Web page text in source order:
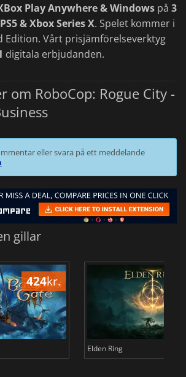
Play Anywhere & Windows på 3
& Xbox Series X. Spelet kommer i
Edition. Vårt prisjämförelseverktyg
digitala erbjudanden.
om RoboCop: Rogue City -
eller svara på ett meddelande
gillar
424kr.
Elden Ring